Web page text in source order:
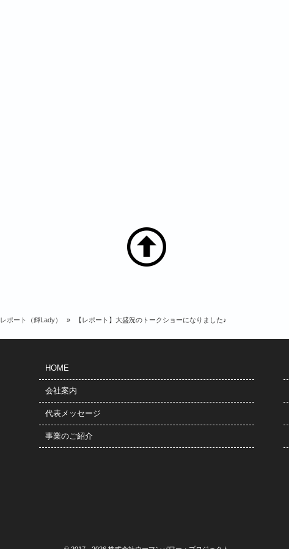
レポート（輝Lady） » 【レポート】大盛況のトークショーになりました♪
HOME
会社案内
代表メッセージ
事業のご紹介